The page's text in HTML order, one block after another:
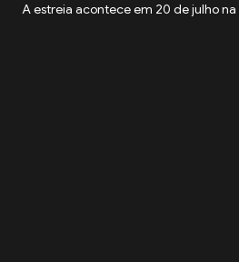
A estreia acontece em 20 de julho na